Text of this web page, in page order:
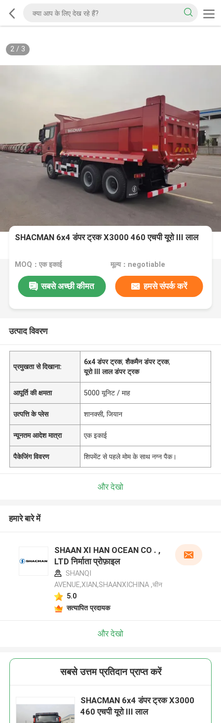
2/ 3
SHACMAN 6x4 डंपर ट्रक X3000 460 एचपी यूरो III लाल
MOQ：एक इकाई मूल्य：negotiable
सबसे अच्छी कीमत हमसे संपर्क करें
उत्पाद विवरण
प्रमुखता से दिखाना:
6x4 डंपर ट्रक,शैकमैन डंपर ट्रक,
यूरो III लाल डंपर ट्रक
आपूर्ति की क्षमता 5000 यूनिट / माह
उत्पत्ति के प्लेस शानक्सी, जियान
न्यूनतम आदेश मात्रा एक इकाई
पैकेजिंग विवरण शिपमेंट से पहले मोम के साथ नग्न पैक।
और देखो
हमारे बारे में
SHAAN XI HAN OCEAN CO . ,
LTD निर्माता प्रोफ़ाइल
SHANQI
AVENUE,XIAN,SHAANXICHINA ,चीन
5.0
सत्यापित प्रदायक
और देखो
सबसे उत्तम प्रतिदान प्राप्त करें
SHACMAN 6x4 डंपर ट्रक X3000
460 एचपी यूरो III लाल